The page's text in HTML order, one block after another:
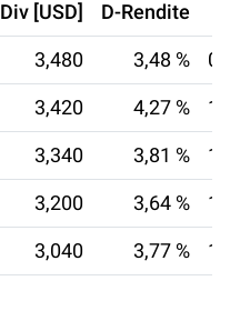
Div [USD] D-Rendite
3,480 3,48 %
3,420 4,27 %
3,340 3,81 %
3,200 3,64 %
3,040 3,77 %